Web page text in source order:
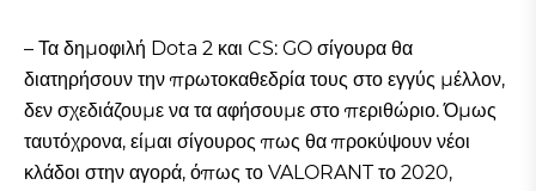
– Τα δημοφιλή Dota 2 και CS: GO σίγουρα θα
διατηρήσουν την πρωτοκαθεδρία τους στο εγγύς μέλλον,
δεν σχεδιάζουμε να τα αφήσουμε στο περιθώριο. Όμως
ταυτόχρονα, είμαι σίγουρος πως θα προκύψουν νέοι
κλάδοι στην αγορά, όπως το VALORANT το 2020,